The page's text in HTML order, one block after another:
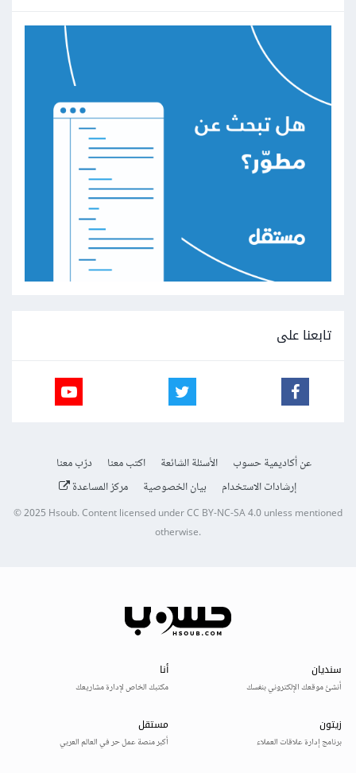
تابعنا على
عن أكاديمية حسوب الأسئلة الشائعة اكتب معنا
درّب معنا
إرشادات الاستخدام
بيان الخصوصية مركز المساعدة
© 2025Hsoub.Content licensed underCC BY-NC-SA 4.0unless mentioned
otherwise.